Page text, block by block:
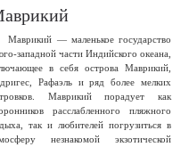
Маврикий — маленькое государство
западной части Индийского океана,
в себя острова Маврикий,
Рафаэль и ряд более мелких
Маврикий порадует как
расслабленного пляжного
так и любителей погрузиться в
незнакомой экзотической